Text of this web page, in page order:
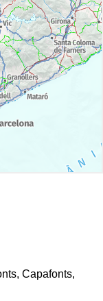
Capafonts,